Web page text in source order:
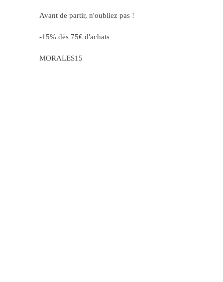
Avant de partir, n'oubliez pas !
-15% dès 75€ d'achats
MORALES15